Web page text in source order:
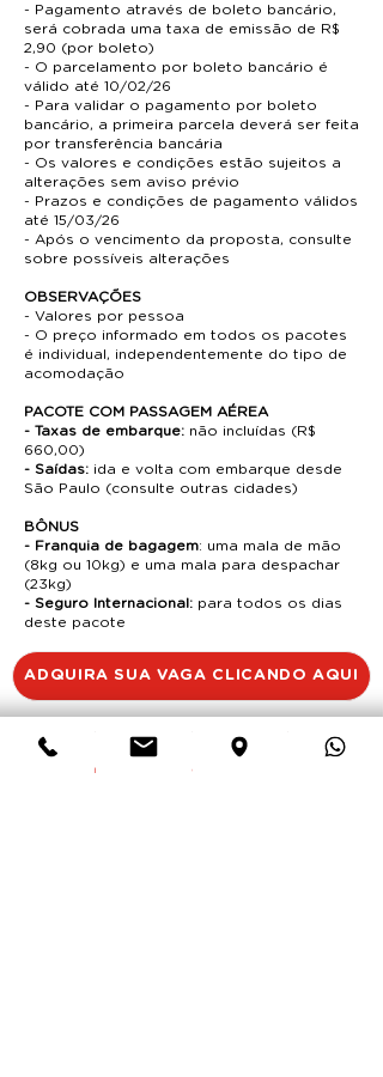
- Pagamento através de boleto bancário,
será cobrada uma taxa de emissão de R$
2,90 (por boleto)
- O parcelamento por boleto bancário é
válido até 10/02/26
- Para validar o pagamento por boleto
bancário, a primeira parcela deverá ser feita
por transferência bancária
- Os valores e condições estão sujeitos a
alterações sem aviso prévio
- Prazos e condições de pagamento válidos
até 15/03/26
- Após o vencimento da proposta, consulte
sobre possíveis alterações
OBSERVAÇÕES
- Valores por pessoa
- O preço informado em todos os pacotes
é individual, independentemente do tipo de
acomodação
PACOTE COM PASSAGEM AÉREA
- Taxas de embarque: não incluídas (R$
660,00)
- Saídas: ida e volta com embarque desde
São Paulo (consulte outras cidades)
BÔNUS
- Franquia de bagagem: uma mala de mão
(8kg ou 10kg) e uma mala para despachar
(23kg)
- Seguro Internacional: para todos os dias
deste pacote
ADQUIRA SUA VAGA CLICANDO AQUI
OUTROS DESTINOS